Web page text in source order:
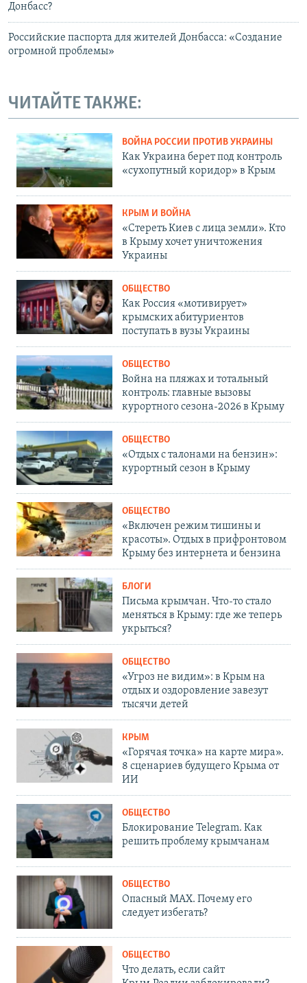
Донбасс?
Российские паспорта для жителей Донбасса: «Создание
огромной проблемы»
ЧИТАЙТЕ ТАКЖЕ:
ВОЙНА РОССИИ ПРОТИВ УКРАИНЫ
Как Украина берет под контроль
«сухопутный коридор» в Крым
КРЫМ И ВОЙНА
«Стереть Киев с лица земли». Кто
в Крыму хочет уничтожения
Украины
ОБЩЕСТВО
Как Россия «мотивирует»
крымских абитуриентов
поступать в вузы Украины
ОБЩЕСТВО
Война на пляжах и тотальный
контроль: главные вызовы
курортного сезона-2026 в Крыму
ОБЩЕСТВО
«Отдых с талонами на бензин»:
курортный сезон в Крыму
ОБЩЕСТВО
«Включен режим тишины и
красоты». Отдых в прифронтовом
Крыму без интернета и бензина
БЛОГИ
Письма крымчан. Что-то стало
меняться в Крыму: где же теперь
укрыться?
ОБЩЕСТВО
«Угроз не видим»: в Крым на
отдых и оздоровление завезут
тысячи детей
КРЫМ
«Горячая точка» на карте мира».
8 сценариев будущего Крыма от
ИИ
ОБЩЕСТВО
Блокирование Telegram. Как
решить проблему крымчанам
ОБЩЕСТВО
Опасный MAX. Почему его
следует избегать?
ОБЩЕСТВО
Что делать, если сайт